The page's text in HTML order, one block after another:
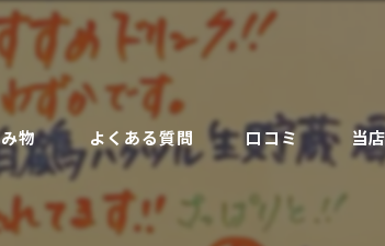
物 よくある質問 口コミ 当